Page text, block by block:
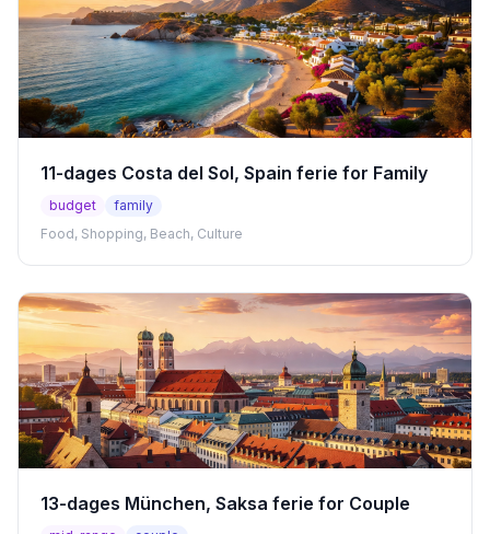
11-dages Costa del Sol, Spain ferie for Family
budget
family
Food, Shopping, Beach, Culture
13-dages München, Saksa ferie for Couple